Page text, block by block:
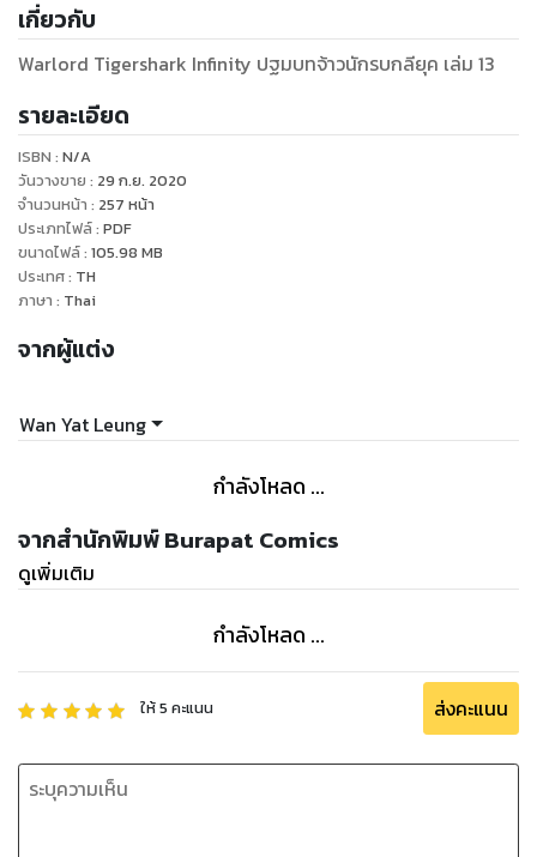
เกี่ยวกับ
Warlord Tigershark Infinity ปฐมบทจ้าวนักรบกลียุค เล่ม 13
รายละเอียด
ISBN : N/A
วันวางขาย : 29 ก.ย. 2020
จำนวนหน้า : 257 หน้า
ประเภทไฟล์: PDF
ขนาดไฟล์: 105.98 MB
ประเทศ: TH
ภาษา : Thai
จากผู้แต่ง
Wan Yat Leung
กำลังโหลด ...
จากสำนักพิมพ์ Burapat Comics
ดูเพิ่มเติม
กำลังโหลด ...
ให้5 คะแนน ส่งคะแนน